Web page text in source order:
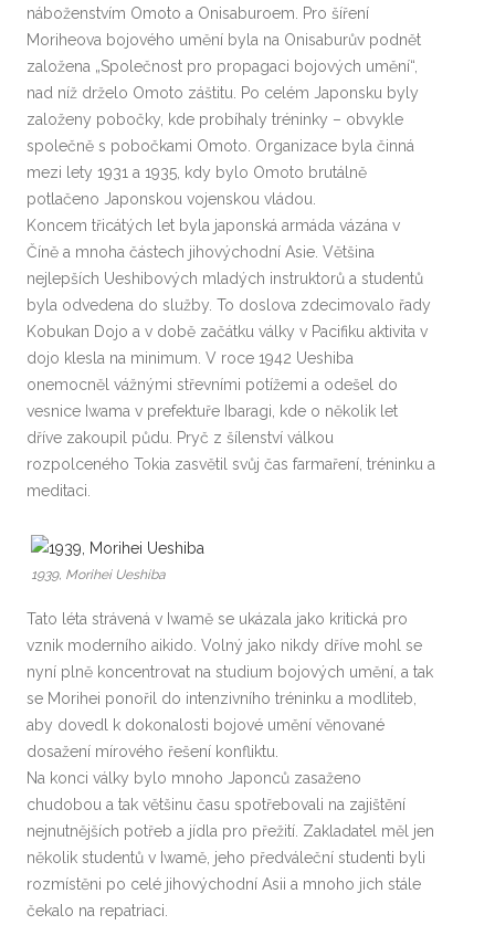
náboženstvím Omoto a Onisaburoem. Pro šíření
Moriheova bojového umění byla na Onisaburův podnět
založena „Společnost pro propagaci bojových umění“,
nad níž drželo Omoto záštitu. Po celém Japonsku byly
založeny pobočky, kde probíhaly tréninky – obvykle
společně s pobočkami Omoto. Organizace byla činná
mezi lety 1931 a 1935, kdy bylo Omoto brutálně
potlačeno Japonskou vojenskou vládou.
Koncem třicátých let byla japonská armáda vázána v
Číně a mnoha částech jihovýchodní Asie. Většina
nejlepších Ueshibových mladých instruktorů a studentů
byla odvedena do služby. To doslova zdecimovalo řady
Kobukan Dojo a v době začátku války v Pacifiku aktivita v
dojo klesla na minimum. V roce 1942 Ueshiba
onemocněl vážnými střevními potížemi a odešel do
vesnice Iwama v prefektuře Ibaragi, kde o několik let
dříve zakoupil půdu. Pryč z šílenství válkou
rozpolceného Tokia zasvětil svůj čas farmaření, tréninku a
meditaci.
1939, Morihei Ueshiba
Tato léta strávená v Iwamě se ukázala jako kritická pro
vznik moderního aikido. Volný jako nikdy dříve mohl se
nyní plně koncentrovat na studium bojových umění, a tak
se Morihei ponořil do intenzivního tréninku a modliteb,
aby dovedl k dokonalosti bojové umění věnované
dosažení mírového řešení konfliktu.
Na konci války bylo mnoho Japonců zasaženo
chudobou a tak většinu času spotřebovali na zajištění
nejnutnějších potřeb a jídla pro přežití. Zakladatel měl jen
několik studentů v Iwamě, jeho předváleční studenti byli
rozmístěni po celé jihovýchodní Asii a mnoho jich stále
čekalo na repatriaci.